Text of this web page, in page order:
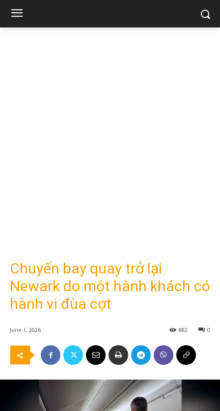
Chuyến bay quay trở lại
Newark do một hành khách có
hành vi đùa cợt
June 1, 2026 0
882